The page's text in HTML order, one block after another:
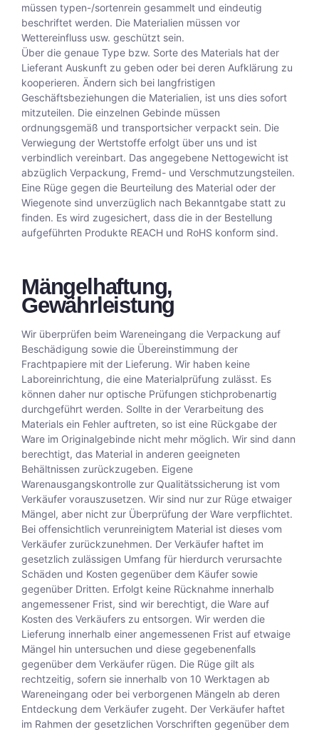
müssen typen-/sortenrein gesammelt und eindeutig
beschriftet werden. Die Materialien müssen vor
Wettereinfluss usw. geschützt sein.
Über die genaue Type bzw. Sorte des Materials hat der
Lieferant Auskunft zu geben oder bei deren Aufklärung zu
kooperieren. Ändern sich bei langfristigen
Geschäftsbeziehungen die Materialien, ist uns dies sofort
mitzuteilen. Die einzelnen Gebinde müssen
ordnungsgemäß und transportsicher verpackt sein. Die
Verwiegung der Wertstoffe erfolgt über uns und ist
verbindlich vereinbart. Das angegebene Nettogewicht ist
abzüglich Verpackung, Fremd- und Verschmutzungsteilen.
Eine Rüge gegen die Beurteilung des Material oder der
Wiegenote sind unverzüglich nach Bekanntgabe statt zu
finden. Es wird zugesichert, dass die in der Bestellung
aufgeführten Produkte REACH und RoHS konform sind.
Mängelhaftung,
Gewährleistung
Wir überprüfen beim Wareneingang die Verpackung auf
Beschädigung sowie die Übereinstimmung der
Frachtpapiere mit der Lieferung. Wir haben keine
Laboreinrichtung, die eine Materialprüfung zulässt. Es
können daher nur optische Prüfungen stichprobenartig
durchgeführt werden. Sollte in der Verarbeitung des
Materials ein Fehler auftreten, so ist eine Rückgabe der
Ware im Originalgebinde nicht mehr möglich. Wir sind dann
berechtigt, das Material in anderen geeigneten
Behältnissen zurückzugeben. Eigene
Warenausgangskontrolle zur Qualitätssicherung ist vom
Verkäufer vorauszusetzen. Wir sind nur zur Rüge etwaiger
Mängel, aber nicht zur Überprüfung der Ware verpflichtet.
Bei offensichtlich verunreinigtem Material ist dieses vom
Verkäufer zurückzunehmen. Der Verkäufer haftet im
gesetzlich zulässigen Umfang für hierdurch verursachte
Schäden und Kosten gegenüber dem Käufer sowie
gegenüber Dritten. Erfolgt keine Rücknahme innerhalb
angemessener Frist, sind wir berechtigt, die Ware auf
Kosten des Verkäufers zu entsorgen. Wir werden die
Lieferung innerhalb einer angemessenen Frist auf etwaige
Mängel hin untersuchen und diese gegebenenfalls
gegenüber dem Verkäufer rügen. Die Rüge gilt als
rechtzeitig, sofern sie innerhalb von 10 Werktagen ab
Wareneingang oder bei verborgenen Mängeln ab deren
Entdeckung dem Verkäufer zugeht. Der Verkäufer haftet
im Rahmen der gesetzlichen Vorschriften gegenüber dem